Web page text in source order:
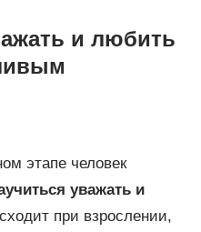
и любить
этапе человек
уважать и
при взрослении,